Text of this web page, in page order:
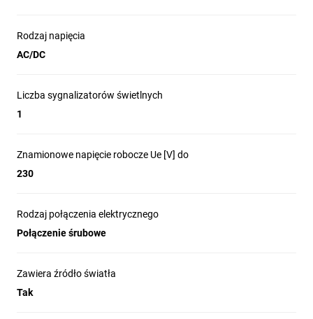
Rodzaj napięcia
AC/DC
Liczba sygnalizatorów świetlnych
1
Znamionowe napięcie robocze Ue [V] do
230
Rodzaj połączenia elektrycznego
Połączenie śrubowe
Zawiera źródło światła
Tak